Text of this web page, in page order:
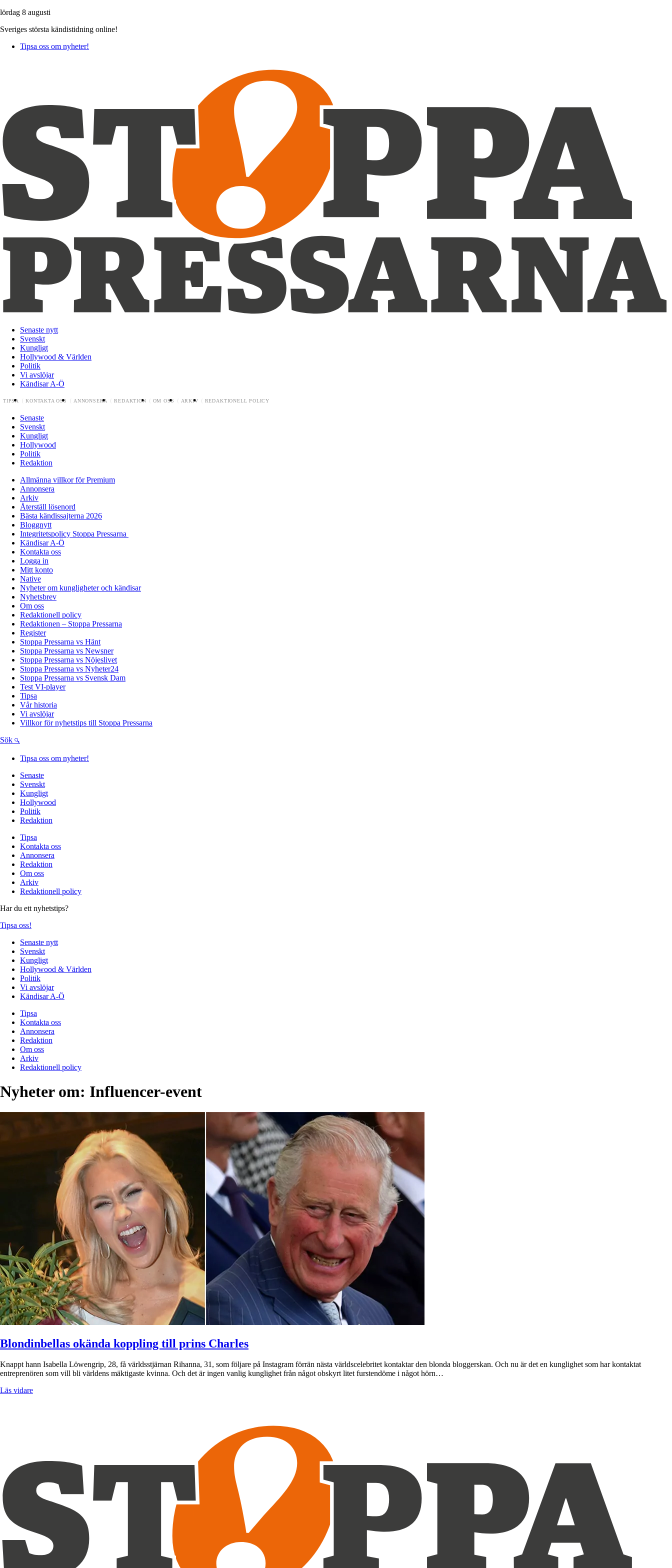
lördag 8 augusti
Sveriges största kändistidning online!
Tipsa oss om nyheter!
Senaste nytt
Svenskt
Kungligt
Hollywood & Världen
Politik
Vi avslöjar
Kändisar A-Ö
TIPSA KONTAKTA OSS ANNONSERA REDAKTION OM OSS ARKIV REDAKTIONELL POLICY
Senaste
Svenskt
Kungligt
Hollywood
Politik
Redaktion
Allmänna villkor för Premium
Annonsera
Arkiv
Återställ lösenord
Bästa kändissajterna 2026
Bloggnytt
Integritetspolicy Stoppa Pressarna
Kändisar A-Ö
Kontakta oss
Logga in
Mitt konto
Native
Nyheter om kungligheter och kändisar
Nyhetsbrev
Om oss
Redaktionell policy
Redaktionen – Stoppa Pressarna
Register
Stoppa Pressarna vs Hänt
Stoppa Pressarna vs Newsner
Stoppa Pressarna vs Nöjeslivet
Stoppa Pressarna vs Nyheter24
Stoppa Pressarna vs Svensk Dam
Test VI-player
Tipsa
Vår historia
Vi avslöjar
Villkor för nyhetstips till Stoppa Pressarna
Sök
Tipsa oss om nyheter!
Senaste
Svenskt
Kungligt
Hollywood
Politik
Redaktion
Tipsa
Kontakta oss
Annonsera
Redaktion
Om oss
Arkiv
Redaktionell policy
Har du ett nyhetstips?
Tipsa oss!
Senaste nytt
Svenskt
Kungligt
Hollywood & Världen
Politik
Vi avslöjar
Kändisar A-Ö
Tipsa
Kontakta oss
Annonsera
Redaktion
Om oss
Arkiv
Redaktionell policy
Nyheter om: Influencer-event
Blondinbellas okända koppling till prins Charles
Knappt hann Isabella Löwengrip, 28, få världsstjärnan Rihanna, 31, som följare på Instagram förrän nästa världscelebritet kontaktar den blonda bloggerskan. Och nu är det en kunglighet som har kontaktat
entreprenören som vill bli världens mäktigaste kvinna. Och det är ingen vanlig kunglighet från något obskyrt litet furstendöme i något hörn…
Läs vidare